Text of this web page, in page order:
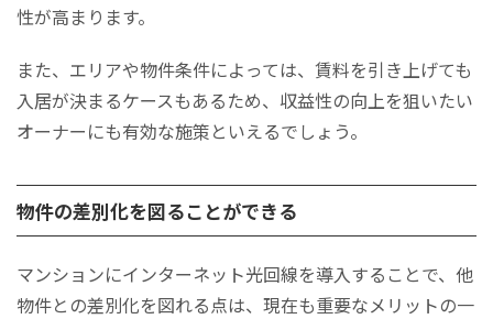
性が高まります。
また、エリアや物件条件によっては、賃料を引き上げても
入居が決まるケースもあるため、収益性の向上を狙いたい
オーナーにも有効な施策といえるでしょう。
物件の差別化を図ることができる
マンションにインターネット光回線を導入することで、他
物件との差別化を図れる点は、現在も重要なメリットの一